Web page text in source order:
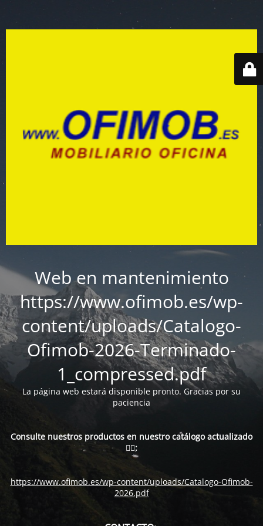
Web en mantenimiento
https://www.ofimob.es/wp-
content/uploads/Catalogo-
Ofimob-2026-Terminado-
1_compressed.pdf
La página web estará disponible pronto. Gracias por su
paciencia
Consulte nuestros productos en nuestro catálogo actualizado
👇🏻:
https://www.ofimob.es/wp-content/uploads/Catalogo-Ofimob-
2026.pdf